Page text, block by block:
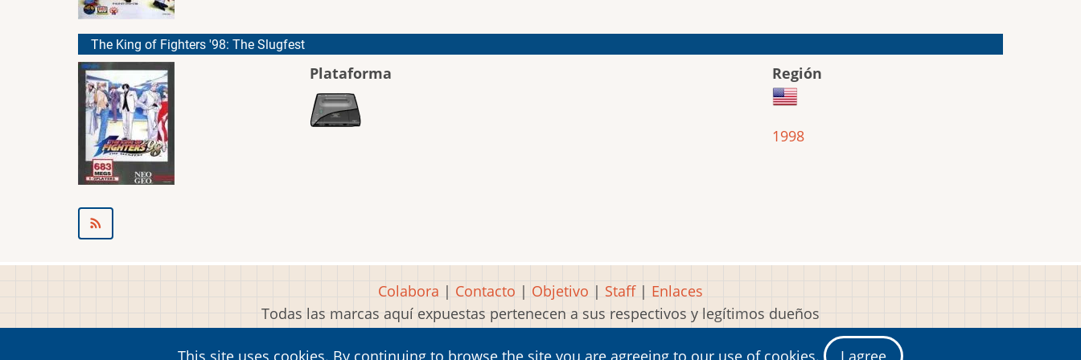
The King of Fighters '98: The Slugfest
Plataforma Región
1998
Colabora | Contacto | Objetivo | Staff| Enlaces
Todas las marcas aquí expuestas pertenecen a sus respectivos y legítimos dueños
This site uses cookies. By continuing to browse the site you are agreeing to our use of cookies. I agree